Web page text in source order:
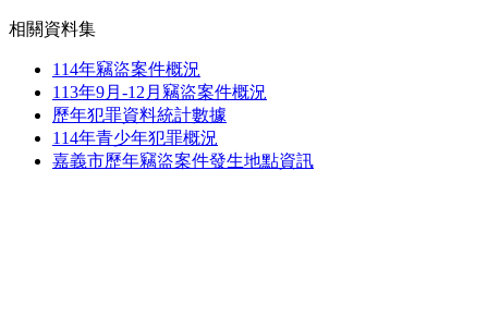
相關資料集
114年竊盜案件概況
113年9月-12月竊盜案件概況
歷年犯罪資料統計數據
114年青少年犯罪概況
嘉義市歷年竊盜案件發生地點資訊